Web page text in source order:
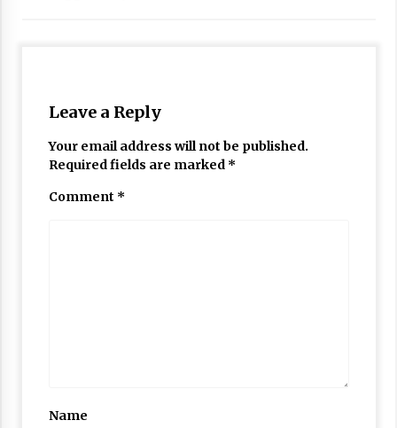
Leave a Reply
Your email address will not be published.
Required fields are marked *
Comment *
Name